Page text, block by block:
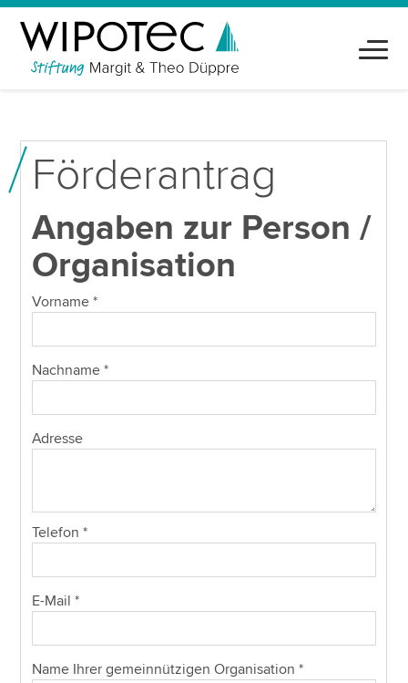
Förderantrag
Angaben zur Person /
Organisation
Vorname *
Nachname *
Adresse
Telefon *
E-Mail *
Name Ihrer gemeinnützigen Organisation *